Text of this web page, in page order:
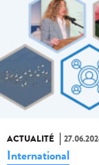
ACTUALITÉ
International